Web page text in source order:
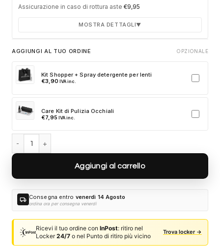
Assicurazione in caso di rottura aste €9,95
MOSTRA DETTAGLI▼
Durata 12 mesi dalla consegna dell'ordine
accidentale
Ricambi originali e certificati del produttore
Clicca sulla card per attivare l'assicurazione. Se non clicchi, non
verrà aggiunta al tuo ordine.
AGGIUNGI AL TUO ORDINE OPZIONALE
Kit Shopper + Spray detergente per lenti
€3,90 IVA inc.
Care Kit di Pulizia Occhiali
€7,95 IVA inc.
Aggiungi al carrello
local_shipping Consegna entro venerdì 14 Agosto
ordina ora per consegna venerdì
Ricevi il tuo ordine conInPost: ritiro nel
Locker24/7 o nel Punto di ritiro più vicino
Trova locker →